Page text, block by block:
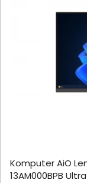
Komputer AiO
13AM000BPB